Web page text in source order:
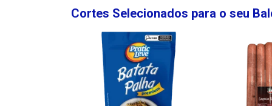
Cortes Selecionados para o seu